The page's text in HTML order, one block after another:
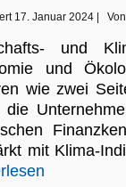
17. Januar 2024 Von
und
und
wie zwei
die
mit Klima-